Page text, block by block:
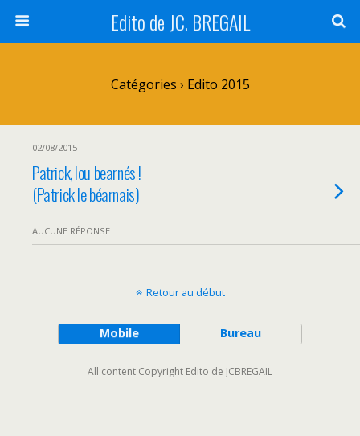
Edito de JC. BREGAIL
Catégories › Edito 2015
02/08/2015
Patrick, lou bearnés !
(Patrick le béarnais)
AUCUNE RÉPONSE
Retour au début
Mobile Bureau
All content Copyright Edito de JCBREGAIL